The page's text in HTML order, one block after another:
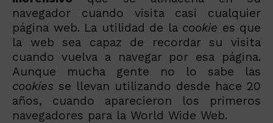
navegador cuando visita casi cualquier
página web. La utilidad de la cookie es que
la web sea capaz de recordar su visita
cuando vuelva a navegar por esa página.
Aunque mucha gente no lo sabe las
cookies se llevan utilizando desde hace 20
años, cuando aparecieron los primeros
navegadores para la World Wide Web.